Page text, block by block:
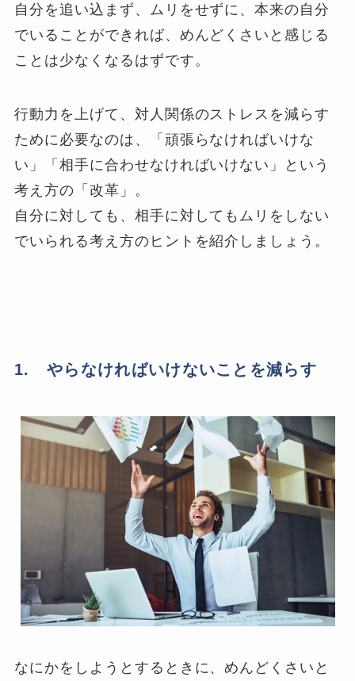
自分を追い込まず、ムリをせずに、本来の自分
でいることができれば、めんどくさいと感じる
ことは少なくなるはずです。
行動力を上げて、対人関係のストレスを減らす
ために必要なのは、「頑張らなければいけな
い」「相手に合わせなければいけない」という
考え方の「改革」。
自分に対しても、相手に対してもムリをしない
でいられる考え方のヒントを紹介しましょう。
1. やらなければいけないことを減らす
なにかをしようとするときに、めんどくさいと